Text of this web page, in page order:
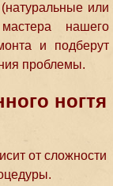
или
нашего
и подберут
проблемы.
ногтя
от сложности